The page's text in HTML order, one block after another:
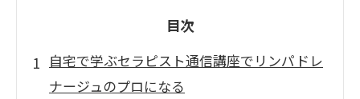
目次
自宅で学ぶセラピスト通信講座でリンパドレ
ナージュのプロになる